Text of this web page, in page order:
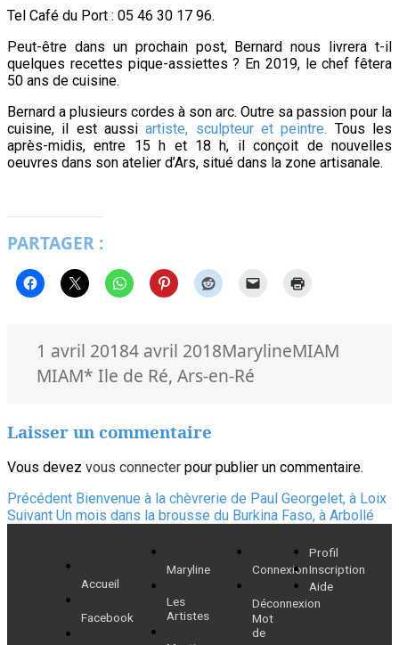
Tel Café du Port : 05 46 30 17 96.
Peut-être dans un prochain post, Bernard nous livrera t-il
quelques recettes pique-assiettes ? En 2019, le chef fêtera
50 ans de cuisine.
Bernard a plusieurs cordes à son arc. Outre sa passion pour la
cuisine, il est aussiartiste, sculpteur et peintre. Tous les
après-midis, entre 15 h et 18 h, il conçoit de nouvelles
oeuvres dans son atelier d’Ars, situé dans la zone artisanale.
PARTAGER :
Publié
le
1 avril 20184 avril 2018Auteur
MarylineCatégories
MIAM
MIAMMots-
* Ile de Ré,Ars-en-Ré
Laisser un commentaire
Vous devez vous connecter pour publier un commentaire.
Navigation
de
l’article
Précédent Article
précédent :
Bienvenue à la chèvrerie de Paul Georgelet, à Loix
Suivant Article
Un mois dans la brousse du Burkina Faso, à Arbollé
Accueil
Facebook
Maryline
Les
Artistes
Connexion
Déconnexion
Mot
de
Profil
Inscription
Aide